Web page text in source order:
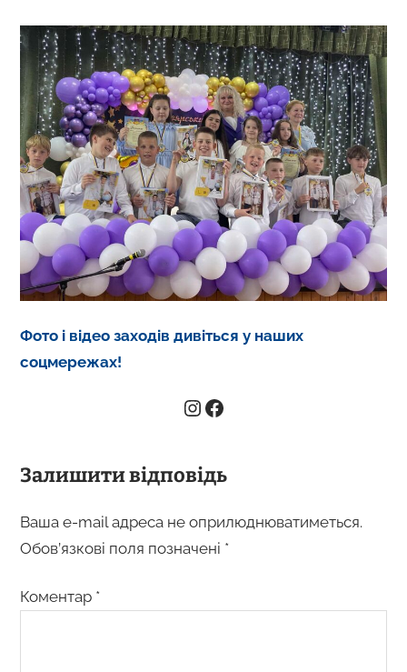
Фото і відео заходів дивіться у наших
соцмережах!
Залишити відповідь
Ваша e-mail адреса не оприлюднюватиметься.
Обов’язкові поля позначені *
Коментар *